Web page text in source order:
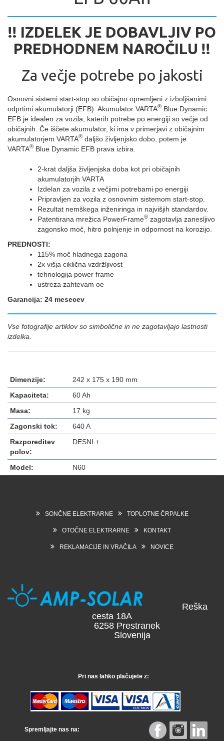
!! IZDELEK JE DOBAVLJIV PO
PREDHODNEM NAROČILU !!
Za večje potrebe po jakosti
Osnovni sistemi start-stop so običajno opremljeni z izboljšanimi
odprtimi akumulatorji (EFB). Akumulator VARTA® Blue Dynamic
EFB je idealen za vozila, katerih potrebe po energiji so večje od
običajnih. Če iščete akumulator, ki ima v primerjavi z običajnim
akumulatorjem VARTA® daljšo življenjsko dobo, potem je
VARTA® Blue Dynamic EFB prava izbira.
2-krat daljša življenjska doba kot pri običajnih
akumulatorjih VARTA
Izdelan za vozila z večjimi potrebami po energiji
Pripravljen za vozila z osnovnim sistemom start-stop.
Rezultat nemškega inženiringa in najvišjih standardov.
Patentirana mrežica PowerFrame® zagotavlja zanesljivo
zagonsko moč, hitro polnjenje in odpornost na korozijo.
PREDNOSTI:
115% moč hladnega zagona
2x višja ciklična vzdržljivost
tehnologija power frame
ustreza zahtevam oe
Garancija: 24 mesecev
Vse fotografije artiklov so simbolične in ne zagotavljajo lastnosti
izdelka.
Dimenzije:
242 x 175 x 190 mm
Kapaciteta:
60 Ah
Masa:
17 kg
Zagonski tok:
640 A
Razporeditev
polov:
DESNI +
Model: N60
SONČNE ELEKTRARNE TOPLOTNE ČRPALKE
OTOČNE ELEKTRARNE KONTAKT
REKLAMACIJE IN VRAČILA NOVICE
Reška
cesta 18A
6258 Prestranek
Slovenija
Pri nas lahko plačujete z:
Spremljajte nas na: